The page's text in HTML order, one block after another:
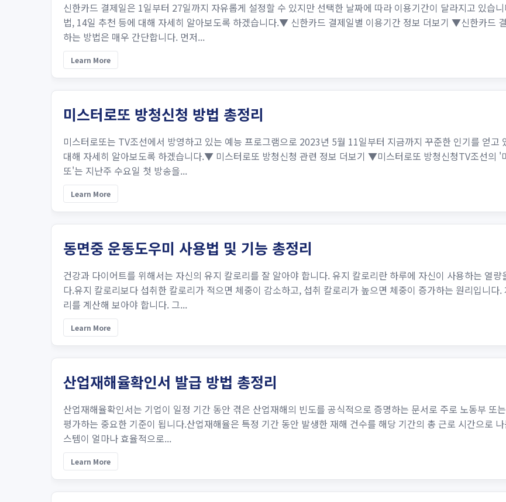
신한카드 결제일은 1일부터 27일까지 자유롭게 설정할 수 있지만 선택한 날짜에 따라 이용기간이 달라지고 있습
법, 14일 추천 등에 대해 자세히 알아보도록 하겠습니다.▼ 신한카드 결제일별 이용기간 정보 더보기 ▼신한카드
하는 방법은 매우 간단합니다. 먼저...
Learn More
미스터로또 방청신청 방법 총정리
미스터로또는 TV조선에서 방영하고 있는 예능 프로그램으로 2023년 5월 11일부터 지금까지 꾸준한 인기를 얻고
대해 자세히 알아보도록 하겠습니다.▼ 미스터로또 방청신청 관련 정보 더보기 ▼미스터로또 방청신청TV조선의
또'는 지난주 수요일 첫 방송을...
Learn More
동면중 운동도우미 사용법 및 기능 총정리
건강과 다이어트를 위해서는 자신의 유지 칼로리를 잘 알아야 합니다. 유지 칼로리란 하루에 자신이 사용하는 열
다.유지 칼로리보다 섭취한 칼로리가 적으면 체중이 감소하고, 섭취 칼로리가 높으면 체중이 증가하는 원리입니
리를 계산해 보아야 합니다. 그...
Learn More
산업재해율확인서 발급 방법 총정리
산업재해율확인서는 기업이 일정 기간 동안 겪은 산업재해의 빈도를 공식적으로 증명하는 문서로 주로 노동부 또
평가하는 중요한 기준이 됩니다.산업재해율은 특정 기간 동안 발생한 재해 건수를 해당 기간의 총 근로 시간으로
스템이 얼마나 효율적으로...
Learn More